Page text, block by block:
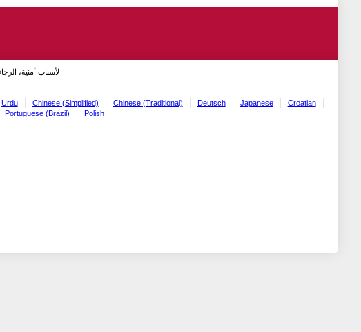
لأسباب أمنية،
Urdu Chinese (Simplified) Chinese (Traditional) Deutsch Japanese
Croatian
Portuguese (Brazil) Polish